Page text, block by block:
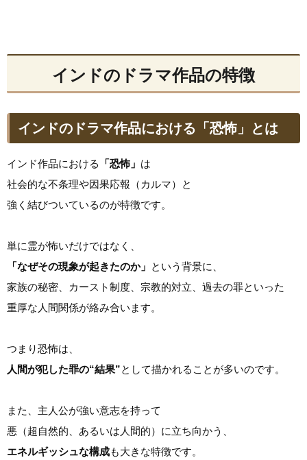
インドのドラマ作品の特徴
インドのドラマ作品における「恐怖」とは
インド作品における 「恐怖」 は
社会的な不条理や因果応報（カルマ）と
強く結びついているのが特徴です。
単に霊が怖いだけではなく、
「なぜその現象が起きたのか」 という背景に、
家族の秘密、カースト制度、宗教的対立、過去の罪といった
重厚な人間関係が絡み合います。
つまり恐怖は、
人間が犯した罪の“結果”として描かれることが多いのです。
また、主人公が強い意志を持って
悪（超自然的、あるいは人間的）に立ち向かう、
エネルギッシュな構成も大きな特徴です。